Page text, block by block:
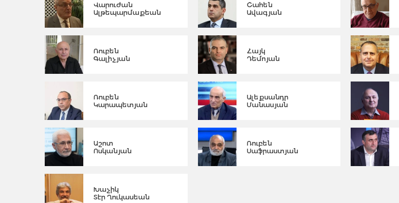
Վարուժան
Ալթեպարմաքեան
Շահեն
Ավագյան
Ռուբեն
Գալիչյան
Հայկ
Դեմոյան
Ռուբեն
Կարապետյան
Ալեքսանդր
Մանասյան
Աշոտ
Ոսկանյան
Ռուբեն
Սաֆրաստյան
Խաչիկ
Տէր Ղուկասեան